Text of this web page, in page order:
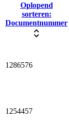
Oplopend
sorteren:
Documentnummer
1286576
1254457